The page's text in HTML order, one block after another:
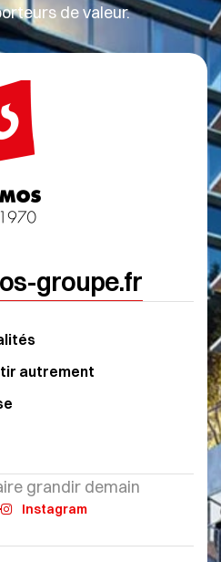
de valeur.
autrement
grandir demain
Instagram
groupe.fr